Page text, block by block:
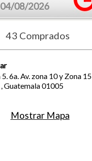
04/08/2026
43 Comprados
5. 6a. Av. zona 10 y Zona 15
Guatemala01005
Mostrar Mapa